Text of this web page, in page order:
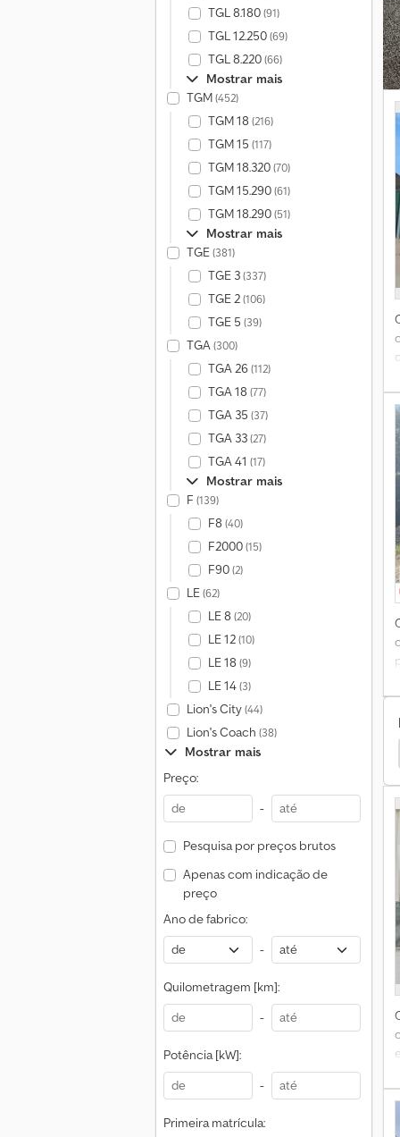
TGL 8.180(91)
TGL 12.250(69)
TGL 8.220(66)
Mostrar mais
TGM(452)
TGM 18 (216)
TGM 15 (117)
TGM 18.320(70)
TGM 15.290(61)
TGM 18.290(51)
Mostrar mais
TGE(381)
TGE 3(337)
TGE 2(106)
TGE 5 (39)
TGA(300)
TGA 26(112)
TGA 18 (77)
TGA 35 (37)
TGA 33(27)
TGA 41 (17)
Mostrar mais
F (139)
F8 (40)
F2000(15)
F90(2)
LE(62)
LE 8 (20)
LE 12(10)
LE 18 (9)
LE 14(3)
Lion's City(44)
Lion's Coach (38)
Mostrar mais
Preço:
-
Pesquisa por preços brutos
Apenas com indicação de
preço
Ano de fabrico:
-
Quilometragem [km]:
-
Potência [kW]:
-
Primeira matrícula:
Renault Premium Scania Corpo Do Silo